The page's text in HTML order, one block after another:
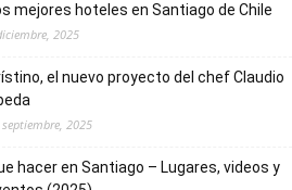
mejores hoteles en Santiago de Chile
2025
el nuevo proyecto del chef Claudio
septiembre, 2025
hacer en Santiago – Lugares, videos y